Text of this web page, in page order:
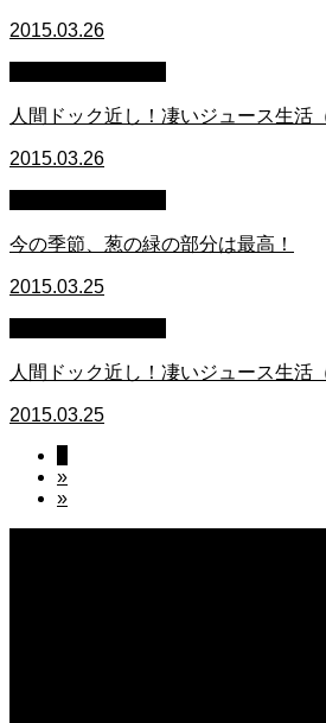
2015.03.26
人間ドック近し！凄いジュース生活
2015.03.26
今の季節、葱の緑の部分は最高！
2015.03.25
人間ドック近し！凄いジュース生活
2015.03.25
»
»